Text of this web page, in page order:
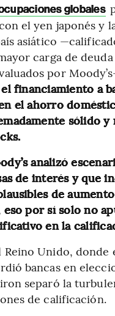
globales
el yen japonés y
asiático
carga de
por
financiamiento a
el ahorro
sólido y
analizó
de interés y que
de
eso por sí solo no
en la
Reino Unido, donde
bancas en
separó la
de calificación.